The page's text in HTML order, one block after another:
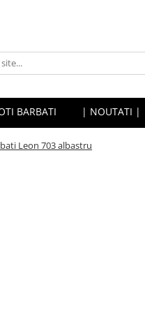
BARBATI | NOUTATI |
Leon 703 albastru